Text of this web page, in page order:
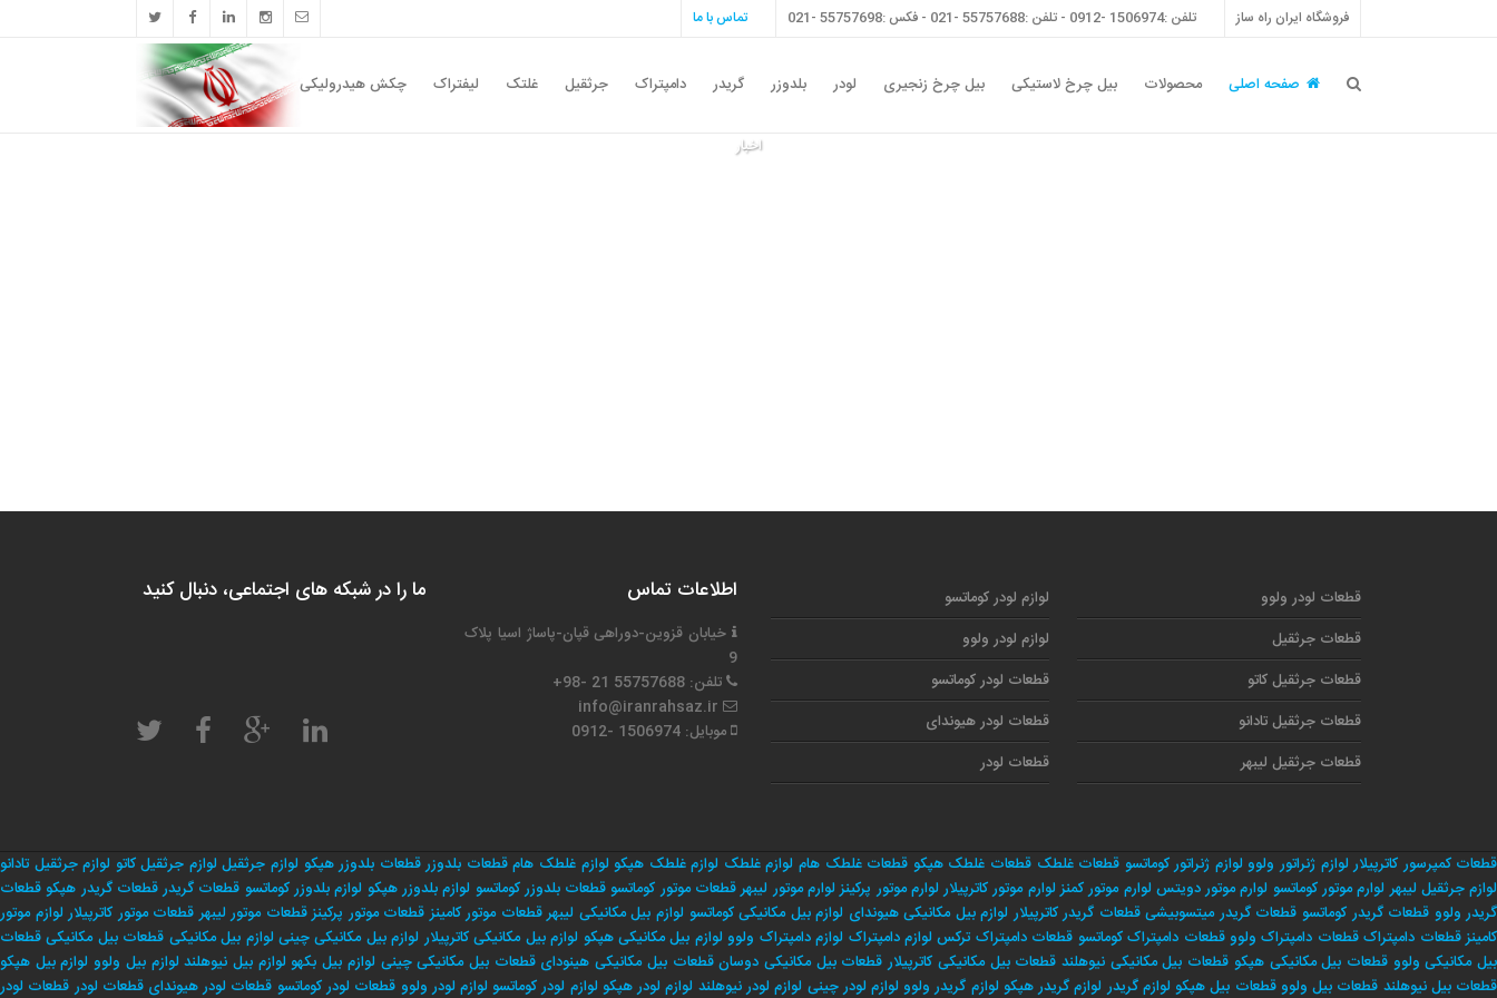
تماس با ما تلفن :1506974 -0912 - تلفن :55757688 -021 - فکس :55757698 -021 فروشگاه ایران راه ساز
چکش هیدرولیکی لیفتراک غلتک جرثقیل دامپتراک گریدر بلدوزر لودر بیل چرخ زنجیری بیل چرخ لاستیکی محصولات صفحه اصلی
اخبار
ما را در شبکه های اجتماعی، دنبال کنید اطلاعات تماس
خیابان قزوین-دوراهی قپان-پاساژ اسیا پلاک
9
تلفن: 55757688 21 -98+
موبایل: 1506974 -0912
لوازم لودر کوماتسو
لوازم لودر ولوو
قطعات لودر کوماتسو
قطعات لودر هیوندای
قطعات لودر
قطعات لودر ولوو
قطعات جرثقیل
قطعات جرثقیل کاتو
قطعات جرثقیل تادانو
قطعات جرثقیل لیبهر
قطعات کمپرسور کاترپیلار لوازم ژنراتور ولوو لوازم ژنراتور کوماتسو قطعات غلطک قطعات غلطک هپکو قطعات غلطک هام لوازم غلطک لوازم غلطک هپکو لوازم غلطک هام قطعات بلدوزر قطعات بلدوزر هپکو لوازم جرثقیل لوازم جرثقیل کاتو لوازم جرثقیل تادانو
لوازم جرثقیل لیبهر لوارم موتور کوماتسو لوارم موتور دویتس لوارم موتور کمنز لوارم موتور کاترپیلار لوارم موتور پرکینز لوارم موتور لیبهرقطعات موتور کوماتسو قطعات بلدوزر کوماتسو لوازم بلدوزر هپکو لوازم بلدوزر کوماتسو قطعات گریدرقطعات گریدر هپکوقطعات
گریدر ولوو قطعات گریدر کوماتسو قطعات گریدر میتسوبیشی قطعات گریدر کاترپیلار لوازم بیل مکانیکی هیوندای لوازم بیل مکانیکی کوماتسو لوازم بیل مکانیکی لیبهر قطعات موتور کامینز قطعات موتور پرکینز قطعات موتور لیبهر قطعات موتور کاترپیلار لوازم موتور
کامینز قطعات دامپتراک قطعات دامپتراک ولوو قطعات دامپتراک کوماتسو قطعات دامپتراک ترکس لوازم دامپتراک لوازم دامپتراک ولوو لوازم بیل مکانیکی هپکو لوازم بیل مکانیکی کاترپیلار لوازم بیل مکانیکی چینی لوازم بیل مکانیکی قطعات بیل مکانیکی قطعات
بیل مکانیکی ولوو قطعات بیل مکانیکی هپکو قطعات بیل مکانیکی نیوهلند قطعات بیل مکانیکی کاترپیلار قطعات بیل مکانیکی دوسان قطعات بیل مکانیکی هینودای قطعات بیل مکانیکی چینی لوازم بیل بکهو لوازم بیل نیوهلند لوازم بیل ولوو لوازم بیل هپکو
قطعات بیل نیوهلند قطعات بیل ولووقطعات بیل هپکو لوازم گریدر لوازم گریدر هپکو لوازم گریدر ولوو لوازم لودر چینی لوازم لودر نیوهلند لوازم لودر هپکو لوازم لودر کوماتسو لوازم لودر ولوو قطعات لودر کوماتسو قطعات لودر هیوندای قطعات لودر قطعات لودر